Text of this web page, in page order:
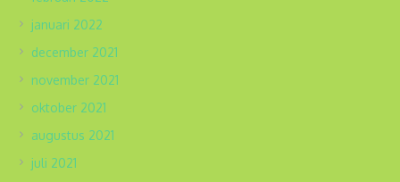
januari 2022
december 2021
november 2021
oktober 2021
augustus 2021
juli 2021